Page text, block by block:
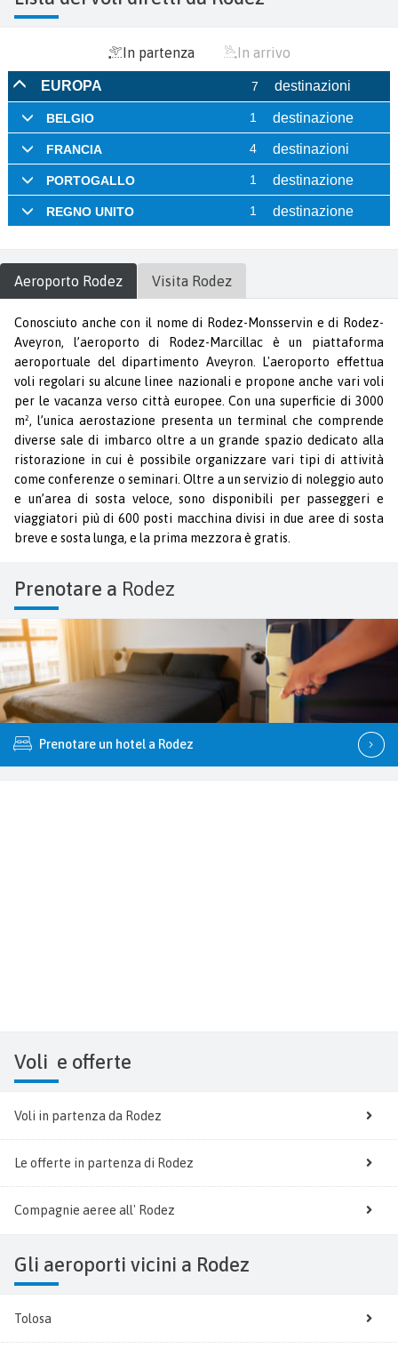
In partenza In arrivo
Aeroporto Rodez Visita Rodez
Conosciuto anche con il nome di Rodez-Monsservin e di Rodez-
Aveyron, l’aeroporto di Rodez-Marcillac è un piattaforma
aeroportuale del dipartimento Aveyron. L'aeroporto effettua
voli regolari su alcune linee nazionali e propone anche vari voli
per le vacanza verso città europee. Con una superficie di 3000
m², l’unica aerostazione presenta un terminal che comprende
diverse sale di imbarco oltre a un grande spazio dedicato alla
ristorazione in cui è possibile organizzare vari tipi di attività
come conferenze o seminari. Oltre a un servizio di noleggio auto
e un’area di sosta veloce, sono disponibili per passeggeri e
viaggiatori più di 600 posti macchina divisi in due aree di sosta
breve e sosta lunga, e la prima mezzora è gratis.
Prenotare a Rodez
Prenotare un hotel a Rodez
Voli e offerte
Voli in partenza da Rodez
Le offerte in partenza di Rodez
Compagnie aeree all' Rodez
Gli aeroporti vicini a Rodez
Tolosa